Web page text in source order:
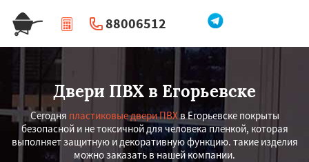
88006512
| Перезвоните мне
Двери ПВХ в Егорьевске
Сегодня пластиковые двери ПВХв Егорьевске покрыты
безопасной и не токсичной для человека пленкой, которая
выполняет защитную и декоративную функцию. такие изделия
можно заказать в нашей компании.